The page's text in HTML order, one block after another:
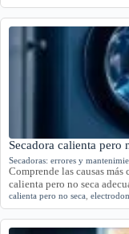
Secadora calienta pero
Secadoras: errores y
Comprende las causas más
calienta pero no seca
calienta pero no seca